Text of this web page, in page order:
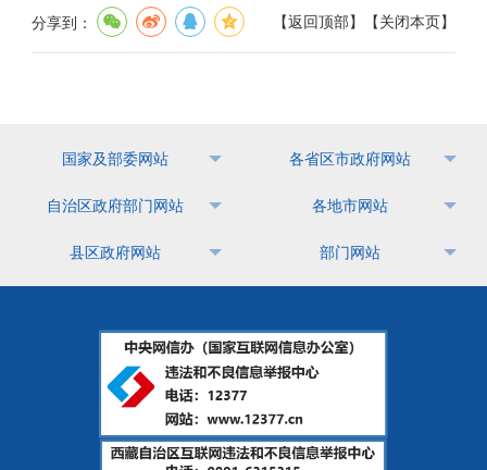
分享到： 【返回顶部】 【关闭本页】
国家及部委网站 各省区市政府网站
自治区政府部门网站 各地市网站
县区政府网站 部门网站